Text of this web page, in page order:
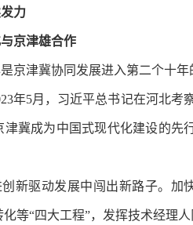
力
京津雄合作
京津冀协同发展进入第二个十
年5月，习近平总书记在河北
津冀成为中国式现代化建设的先
新驱动发展中闯出新路子。加
化等“四大工程”，发挥技术经理